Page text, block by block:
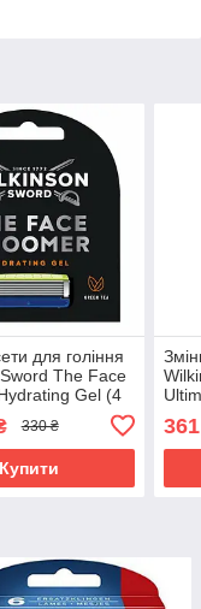
для гоління
The Face
Gel (4
330 ₴
Купити